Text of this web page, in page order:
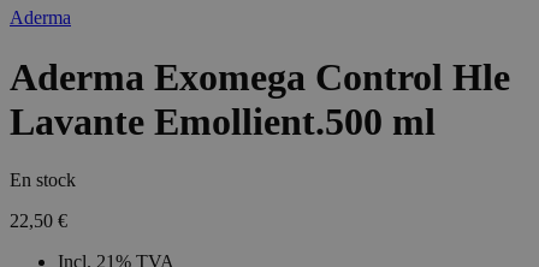
Aderma
Aderma Exomega Control Hle
Lavante Emollient.500 ml
En stock
22,50 €
Incl. 21% TVA